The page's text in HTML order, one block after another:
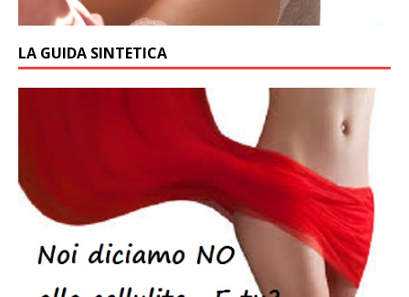
LA GUIDA SINTETICA